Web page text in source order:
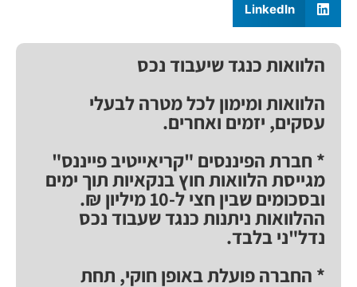
LinkedIn
הלוואות כנגד שיעבוד נכס
הלוואות ומימון לכל מטרה לבעלי
עסקים, יזמים ואחרים.
* חברת הפיננסים "קריאייטיב פייננס"
מגייסת הלוואות חוץ בנקאיות תוך ימים
ובסכומים שבין חצי ל-10 מיליון ₪.
ההלוואות ניתנות כנגד שעבוד נכס
נדל"ני בלבד.
* החברה פועלת באופן חוקי, תחת